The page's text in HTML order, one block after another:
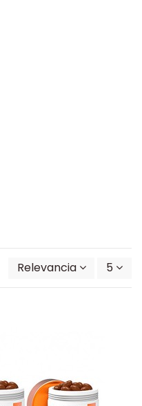
Relevancia 5